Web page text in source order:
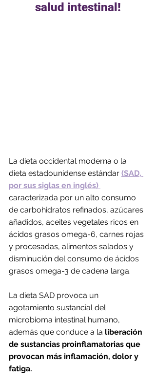
salud intestinal!
La dieta occidental moderna o la
dieta estadounidense estándar (SAD,
por sus siglas en inglés)
caracterizada por un alto consumo
de carbohidratos refinados, azúcares
añadidos, aceites vegetales ricos en
ácidos grasos omega-6, carnes rojas
y procesadas, alimentos salados y
disminución del consumo de ácidos
grasos omega-3 de cadena larga.
La dieta SAD provoca un
agotamiento sustancial del
microbioma intestinal humano,
además que conduce a la liberación
de sustancias proinflamatorias que
provocan más inflamación, dolor y
fatiga.